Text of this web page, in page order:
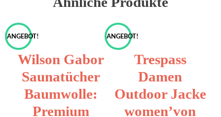
ANGEBOT!
Wilson Gabor
Saunatücher
Baumwolle:
Premium
ANGEBOT!
Trespass
Damen
Outdoor Jacke
women’von